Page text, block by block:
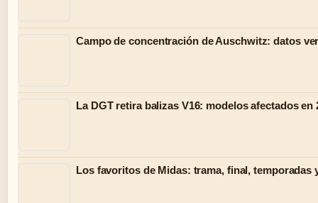
Campo de concentración de Auschwitz: datos
La DGT retira balizas V16: modelos afectados en
Los favoritos de Midas: trama, final, temporadas